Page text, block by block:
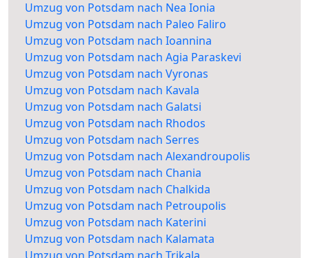
Umzug von Potsdam nach Nea Ionia
Umzug von Potsdam nach Paleo Faliro
Umzug von Potsdam nach Ioannina
Umzug von Potsdam nach Agia Paraskevi
Umzug von Potsdam nach Vyronas
Umzug von Potsdam nach Kavala
Umzug von Potsdam nach Galatsi
Umzug von Potsdam nach Rhodos
Umzug von Potsdam nach Serres
Umzug von Potsdam nach Alexandroupolis
Umzug von Potsdam nach Chania
Umzug von Potsdam nach Chalkida
Umzug von Potsdam nach Petroupolis
Umzug von Potsdam nach Katerini
Umzug von Potsdam nach Kalamata